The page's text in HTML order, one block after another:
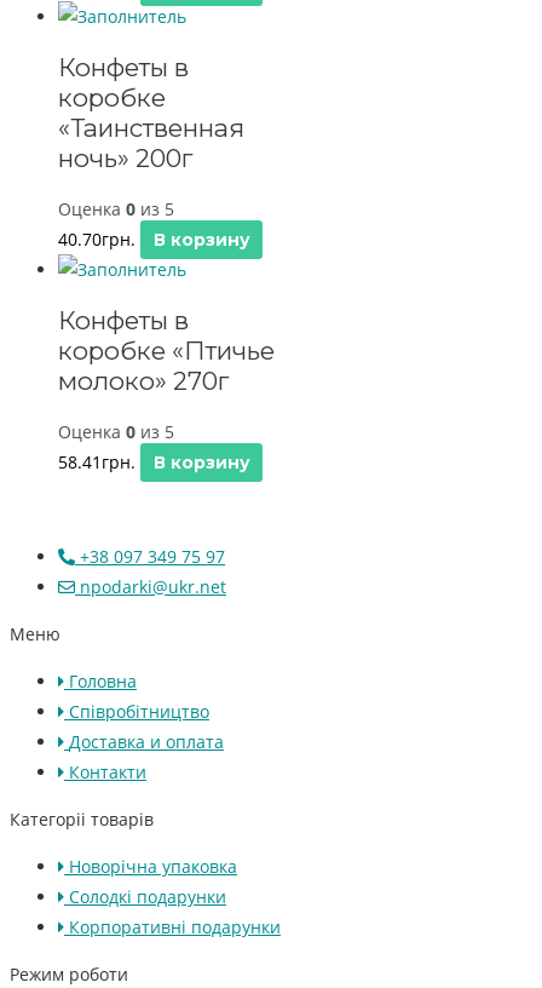
Конфеты в
коробке
«Таинственная
ночь» 200г
Оценка 0 из 5
40.70грн. В корзину
Конфеты в
коробке «Птичье
молоко» 270г
Оценка 0 из 5
58.41 грн. В корзину
+38 097 349 75 97
npodarki@ukr.net
Меню
Головна
Співробітництво
Доставка и оплата
Контакти
Категоріі товарів
Новорічна упаковка
Солодкі подарунки
Корпоративні подарунки
Режим роботи